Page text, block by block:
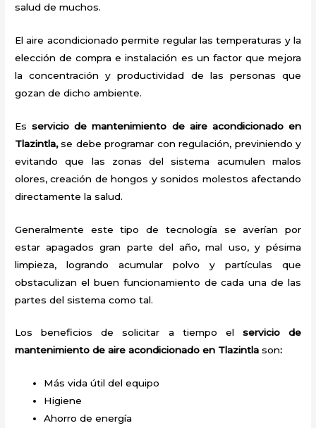
salud de muchos.
El aire acondicionado permite regular las temperaturas y la
elección de compra e instalación es un factor que mejora
la concentración y productividad de las personas que
gozan de dicho ambiente.
Esservicio de mantenimiento de aire acondicionado en
Tlazintla,se debe programar con regulación, previniendo y
evitando que las zonas del sistema acumulen malos
olores, creación de hongos y sonidos molestos afectando
directamente la salud.
Generalmente este tipo de tecnología se averían por
estar apagados gran parte del año, mal uso, y pésima
limpieza, logrando acumular polvo y partículas que
obstaculizan el buen funcionamiento de cada una de las
partes del sistema como tal.
Los beneficios de solicitar a tiempo el servicio de
mantenimiento de aire acondicionado en Tlazintlason:
Más vida útil del equipo
Higiene
Ahorro de energía